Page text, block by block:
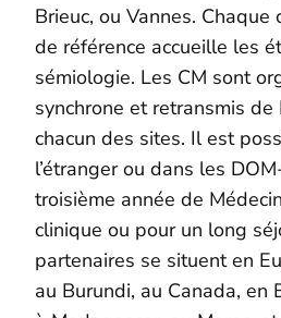
Brieuc, ou Vannes.
de référence accueille les
sémiologie. Les CM sont
synchrone et retransmis
chacun des sites. Il est
l’étranger ou dans les
troisième année de
clinique ou pour un long
partenaires se situent en
au Burundi, au Canada, en